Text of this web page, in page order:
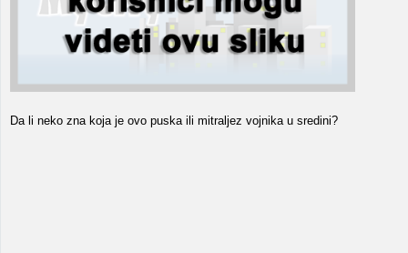
Da li neko zna koja je ovo puska ili mitraljez vojnika u sredini?